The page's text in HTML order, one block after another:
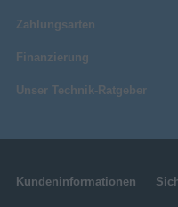
Zahlungsarten
Finanzierung
Unser Technik-Ratgeber
Kundeninformationen